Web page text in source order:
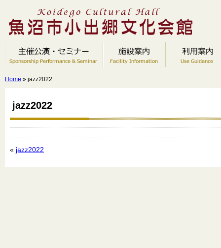
Home » jazz2022
jazz2022
« jazz2022